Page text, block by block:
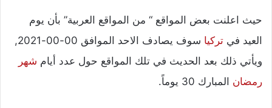
حيث اعلنت بعض المواقع “ من المواقع العربية” بأن يوم
العيد في تركيا
سوف يصادف الاحد الموافق 00-00-2021,
ويأتي ذلك بعد الحديث في تلك المواقع حول عدد أيام شهر
رمضان المبارك 30 يوماً.